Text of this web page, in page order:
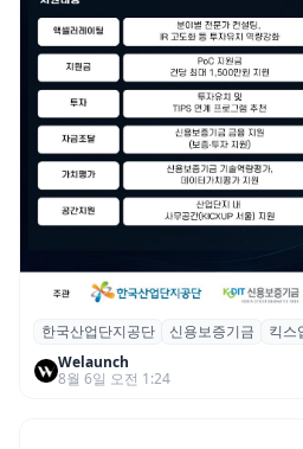
산단공·신보, 2026 ‘킥스
여 스타트업 모집
한국산업단지공단 신용보증기금
킥스
Welaunch
8월 6일 오전 1:24